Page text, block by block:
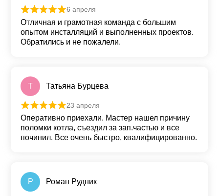
Оценка из 5
6 апреля
Отличная и грамотная команда с большим
опытом инсталляций и выполненных проектов.
Обратились и не пожалели.
Т Татьяна Бурцева
Оценка из 5
23 апреля
Оперативно приехали. Мастер нашел причину
поломки котла, съездил за зап.частью и все
починил. Все очень быстро, квалифицированно.
Р Роман Рудник